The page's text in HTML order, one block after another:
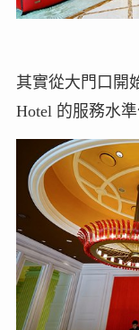
其實從大門口開
Hotel 的服務水